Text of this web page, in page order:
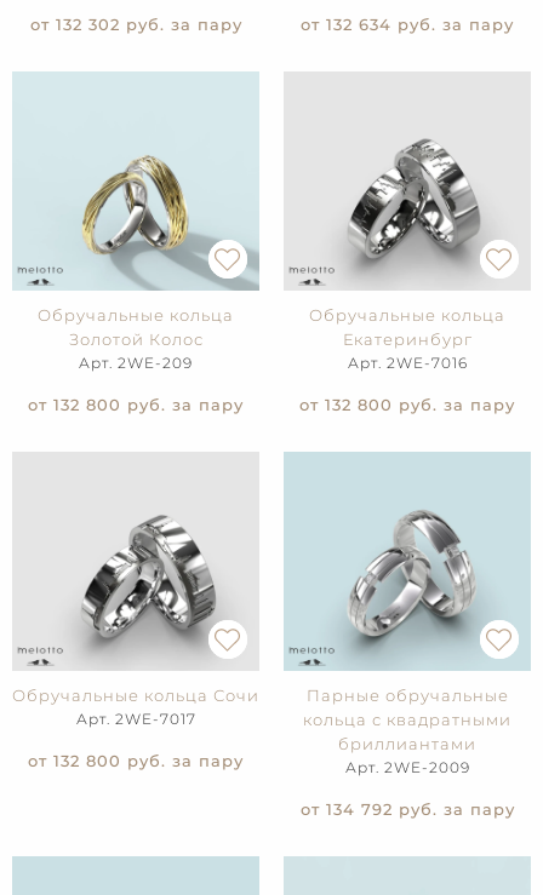
от 132 302 руб. за пару от 132 634 руб. за пару
Обручальные кольца
Золотой Колос
Арт. 2WE-209
от 132 800 руб. за пару
Обручальные кольца
Екатеринбург
Арт. 2WE-7016
от 132 800 руб. за пару
Обручальные кольца Сочи
Арт. 2WE-7017
от 132 800 руб. за пару
Парные обручальные
кольца с квадратными
бриллиантами
Арт. 2WE-2009
от 134 792 руб. за пару